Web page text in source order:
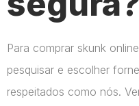
Para comprar skunk
pesquisar e escolher
respeitados como nós.